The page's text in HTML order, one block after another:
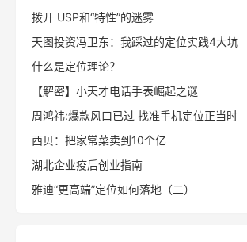
拨开 USP和“特性”的迷雾
天图投资冯卫东：我踩过的定位实践4大坑
什么是定位理论？
【解密】小天才电话手表崛起之谜
周鸿祎:爆款风口已过 找准手机定位正当时
西贝：把家常菜卖到10个亿
湖北企业疫后创业指南
雅迪“更高端”定位如何落地（二）